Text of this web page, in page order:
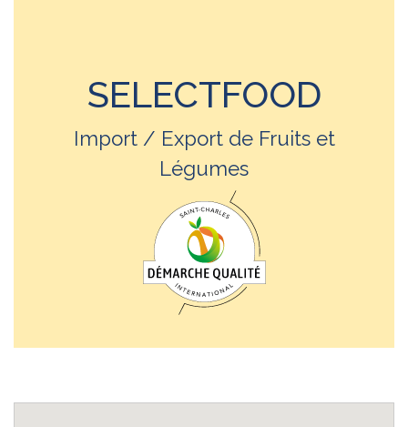
SELECTFOOD
Import / Export de Fruits et
Légumes